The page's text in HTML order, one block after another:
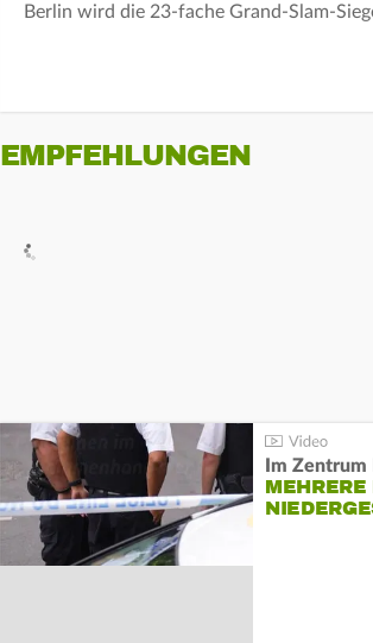
Berlin wird die 23-fache Grand-Slam-
EMPFEHLUNGEN
Im Zentrum